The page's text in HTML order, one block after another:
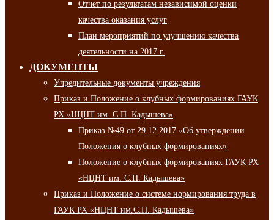
Отчет по результатам независимой оценки
качества оказания услуг
План мероприятий по улучшению качества
деятельности на 2017 г.
ДОКУМЕНТЫ
Учредительные документы учреждения
Приказ и Положение о клубных формированиях ГАУК
РХ «НЦНТ им. С.П. Кадышева»
Приказ №49 от 29.12.2017 «Об утверждении
Положения о клубных формированиях»
Положение о клубных формированиях ГАУК РХ
«НЦНТ им. С.П. Кадышева»
Приказ и Положение о системе нормирования труда в
ГАУК РХ «НЦНТ им.С.П. Кадышева»